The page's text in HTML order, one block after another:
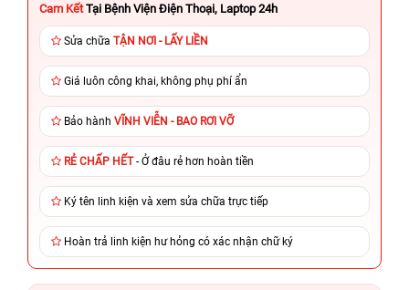
Cam Kết Tại Bệnh Viện Điện Thoại, Laptop 24h
Sửa chữa TẬN NƠI - LẤY LIỀN
Giá luôn công khai, không phụ phí ẩn
Bảo hành VĨNH VIỄN - BAO RƠI VỠ
RẺ CHẤP HẾT- Ở đâu rẻ hơn hoàn tiền
Ký tên linh kiện và xem sửa chữa trực tiếp
Hoàn trả linh kiện hư hỏng có xác nhận chữ ký